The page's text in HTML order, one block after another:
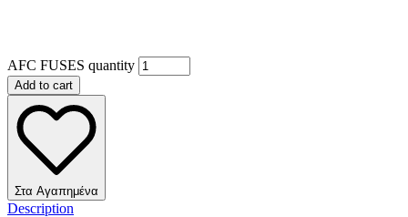
AFC FUSES quantity
Add to cart
Στα Αγαπημένα
Description